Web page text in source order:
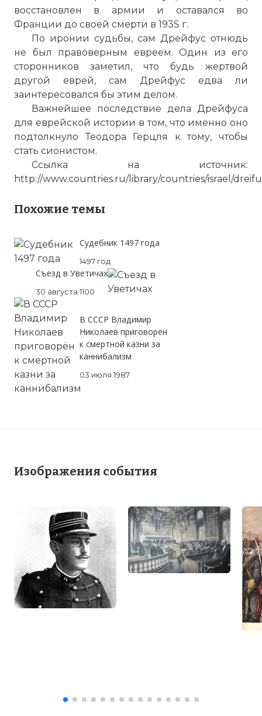
восстановлен в армии и оставался во
Франции до своей смерти в 193S г.
По иронии судьбы, сам Дрейфус отнюдь
не был правоверным евреем. Один из его
сторонников заметил, что будь жертвой
другой еврей, сам Дрейфус едва ли
заинтересовался бы этим делом.
Важнейшее последствие дела Дрейфуса
для еврейской истории в том, что именно оно
подтолкнуло Теодора Герцля к тому, чтобы
стать сионистом.
Ссылка на источник:
http://www.countries.ru/library/countries/israel/
Похожие темы
Судебник 1497 года
1497 год
Съезд в Уветичах
30 августа 1100
В СССР Владимир
Николаев приговорён
к смертной казни за
каннибализм
03 июля 1987
Изображения события